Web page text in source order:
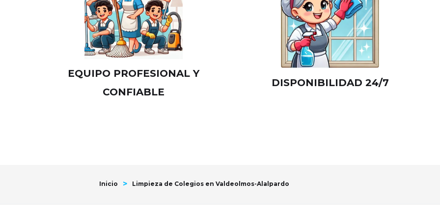
EQUIPO PROFESIONAL Y
CONFIABLE
DISPONIBILIDAD 24/7
Inicio > Limpieza de Colegios en Valdeolmos-Alalpardo